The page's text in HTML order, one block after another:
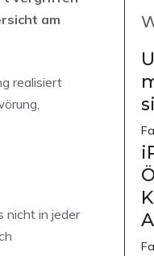
am
realisiert
nicht in jeder